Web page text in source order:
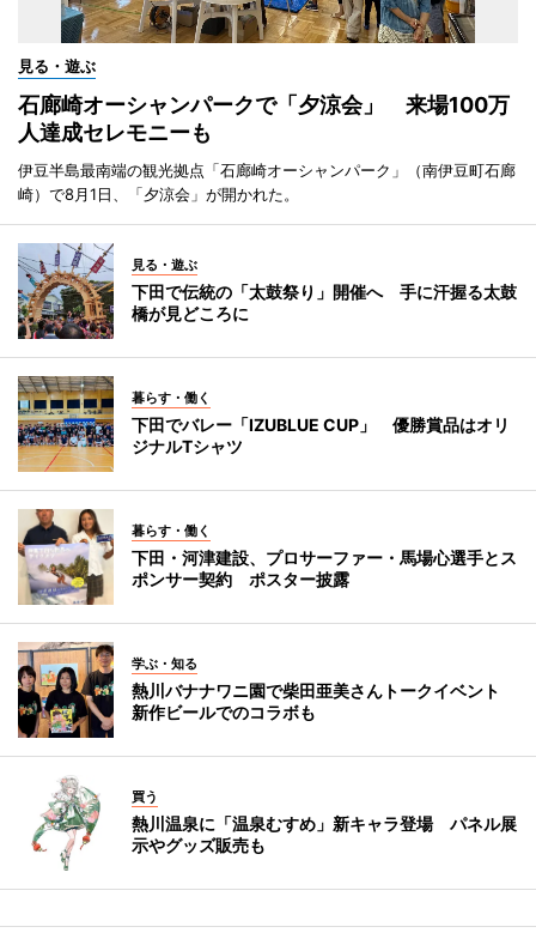
見る・遊ぶ
石廊崎オーシャンパークで「夕涼会」 来場100万
人達成セレモニーも
伊豆半島最南端の観光拠点「石廊崎オーシャンパーク」（南伊豆町石廊
崎）で8月1日、「夕涼会」が開かれた。
見る・遊ぶ
下田で伝統の「太鼓祭り」開催へ 手に汗握る太鼓
橋が見どころに
暮らす・働く
下田でバレー「IZUBLUE CUP」 優勝賞品はオリ
ジナルTシャツ
暮らす・働く
下田・河津建設、プロサーファー・馬場心選手とス
ポンサー契約 ポスター披露
学ぶ・知る
熱川バナナワニ園で柴田亜美さんトークイベント
新作ビールでのコラボも
買う
熱川温泉に「温泉むすめ」新キャラ登場 パネル展
示やグッズ販売も